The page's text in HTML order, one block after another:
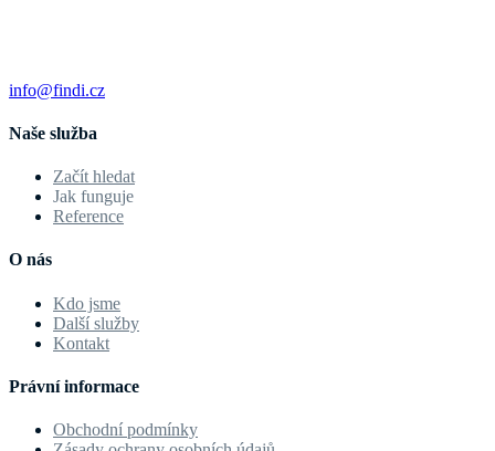
info@findi.cz
Naše služba
Začít hledat
Jak funguje
Reference
O nás
Kdo jsme
Další služby
Kontakt
Právní informace
Obchodní podmínky